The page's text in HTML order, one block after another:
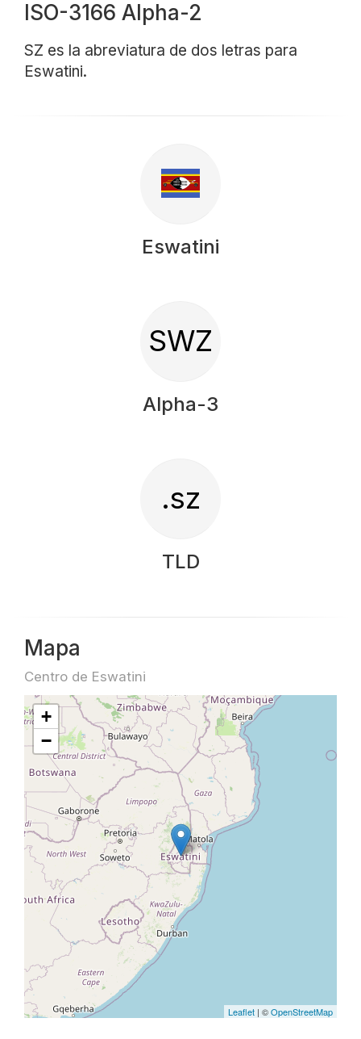
ISO-3166 Alpha-2
SZ es la abreviatura de dos letras para
Eswatini.
Eswatini
SWZ
Alpha-3
.sz
TLD
Mapa
Centro de Eswatini
+
−
Leaflet | ©OpenStreetMap